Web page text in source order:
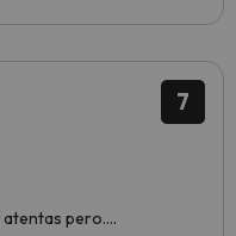
7
atentas pero….